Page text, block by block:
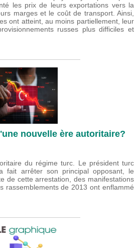
les prix de leurs exportations vers la
marges et le coût de transport. Ainsi,
ont atteint, au moins partiellement, leur
russes plus difficiles et
nouvelle ère autoritaire?
du régime turc. Le président turc
fait arrêter son principal opposant, le
de cette arrestation, des manifestations
rassemblements de 2013 ont enflammé